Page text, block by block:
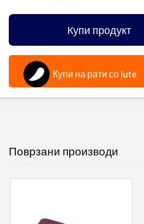
Купи продукт
Купи на рати со iute
Поврзани производи